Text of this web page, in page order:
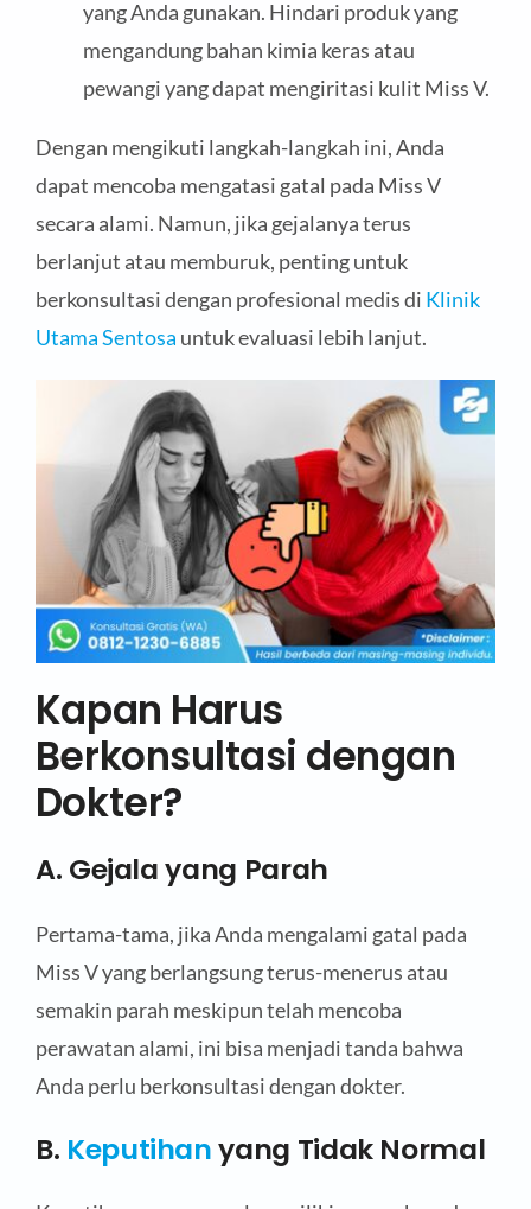
yang Anda gunakan. Hindari produk yang
mengandung bahan kimia keras atau
pewangi yang dapat mengiritasi kulit Miss V.
Dengan mengikuti langkah-langkah ini, Anda
dapat mencoba mengatasi gatal pada Miss V
secara alami. Namun, jika gejalanya terus
berlanjut atau memburuk, penting untuk
berkonsultasi dengan profesional medis di Klinik
Utama Sentosa untuk evaluasi lebih lanjut.
Kapan Harus
Berkonsultasi dengan
Dokter?
A. Gejala yang Parah
Pertama-tama, jika Anda mengalami gatal pada
Miss V yang berlangsung terus-menerus atau
semakin parah meskipun telah mencoba
perawatan alami, ini bisa menjadi tanda bahwa
Anda perlu berkonsultasi dengan dokter.
B. Keputihanyang Tidak Normal